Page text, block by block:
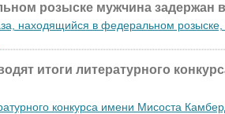
розыске мужчина задержан
находящийся в федеральном
итоги литературного
конкурса имени Мисоста